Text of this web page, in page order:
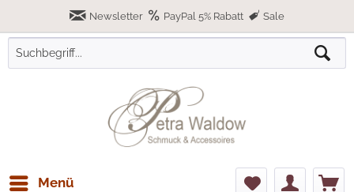
Newsletter PayPal 5% Rabatt Sale
Menü